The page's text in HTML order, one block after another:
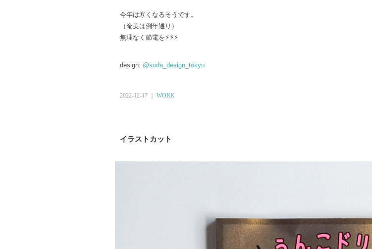
今年は寒くなるそうです。
（奄美は例年通り）
無理なく節電を⚡︎⚡︎⚡︎
design: @soda_design_tokyo
2022-12-17 ｜ WORK
イラストカット